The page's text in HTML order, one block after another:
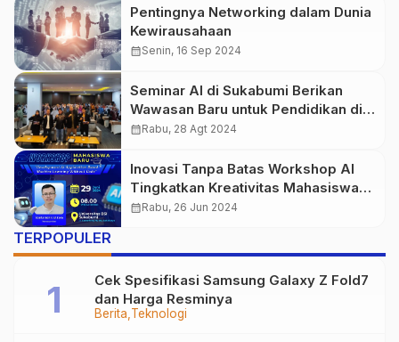
Pentingnya Networking dalam Dunia
Kewirausahaan
calendar_monthSenin, 16 Sep 2024
Seminar AI di Sukabumi Berikan
Wawasan Baru untuk Pendidikan di
Era Digital
calendar_monthRabu, 28 Agt 2024
Inovasi Tanpa Batas Workshop AI
Tingkatkan Kreativitas Mahasiswa
Baru 2024
calendar_monthRabu, 26 Jun 2024
TERPOPULER
Berita Teknologi
Cek Spesifikasi Samsung Galaxy Z Fold7
dan Harga Resminya